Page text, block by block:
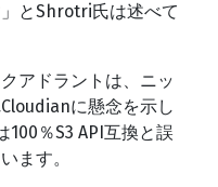
とShrotri氏は述べて
アドラントは、ニッ
に懸念を示し
％S3 API互換と誤
ます。